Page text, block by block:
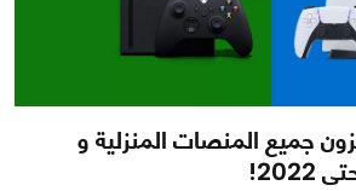
جميع المنصات المنزلية و